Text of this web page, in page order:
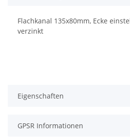
Flachkanal 135x80mm, Ecke
verzinkt
Eigenschaften
GPSR Informationen